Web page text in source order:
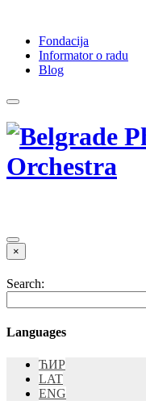
Fondacija
Informator o radu
Blog
×
Search:
Languages
ЋИР
LAT
ENG